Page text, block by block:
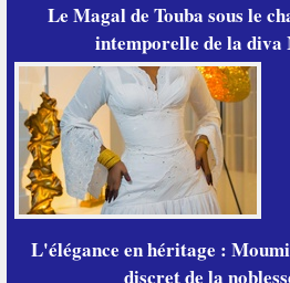
Le Magal de Touba sous le
intemporelle de la diva
L'élégance en héritage :
discret de la